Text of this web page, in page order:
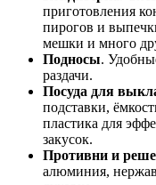
приготовления
пирогов и
мешки и много
Подносы.
раздачи.
Посуда для
подставки,
пластика для
закусок.
Противни и
алюминия,